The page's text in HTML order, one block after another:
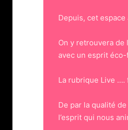
Depuis, cet
On y retrouvera de
avec un esprit
La rubrique Live ….
De par la qualité
l’esprit qui nous